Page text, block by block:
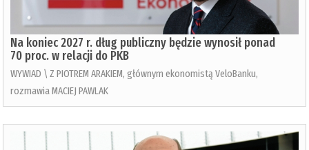
Na koniec 2027 r. dług publiczny będzie wynosił ponad
70 proc. w relacji do PKB
WYWIAD \ Z PIOTREM ARAKIEM, głównym ekonomistą VeloBanku,
rozmawia MACIEJ PAWLAK